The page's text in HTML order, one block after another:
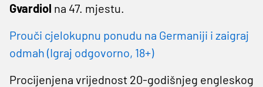
Gvardiol na 47. mjestu.
Prouči cjelokupnu ponudu na Germaniji i zaigraj
odmah (Igraj odgovorno, 18+)
Procijenjena vrijednost 20-godišnjeg engleskog